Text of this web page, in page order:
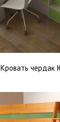
Кровать чердак